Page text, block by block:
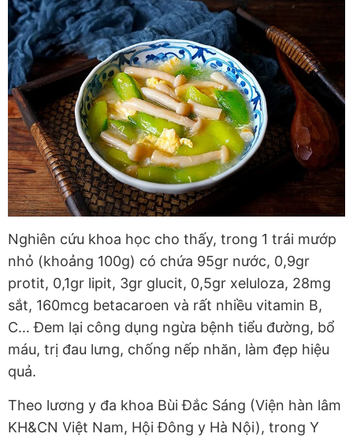
Nghiên cứu khoa học cho thấy, trong 1 trái mướp
nhỏ (khoảng 100g) có chứa 95gr nước, 0,9gr
protit, 0,1gr lipit, 3gr glucit, 0,5gr xeluloza, 28mg
sắt, 160mcg betacaroen và rất nhiều vitamin B,
C… Đem lại công dụng ngừa bệnh tiểu đường, bổ
máu, trị đau lưng, chống nếp nhăn, làm đẹp hiệu
quả.
Theo lương y đa khoa Bùi Đắc Sáng (Viện hàn lâm
KH&CN Việt Nam, Hội Đông y Hà Nội), trong Y